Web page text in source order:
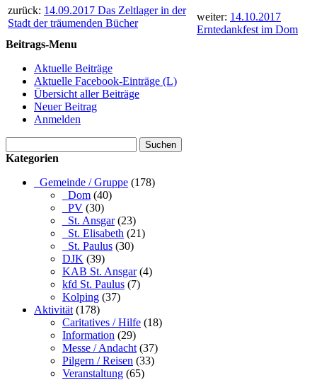
zurück: 14.09.2017 Das Zeltlager in der
Stadt der träumenden Bücher
weiter: 14.10.2017
Erntedankfest im Dom
Beitrags-Menu
Aktuelle Beiträge
Aktuelle Facebook-Einträge (L)
Übersicht aller Beiträge
Neuer Beitrag
Anmelden
nach:
Kategorien
_Gemeinde / Gruppe (178)
_Dom (40)
_PV (30)
_St. Ansgar(23)
_St. Elisabeth (21)
_St. Paulus (30)
DJK (39)
KAB St. Ansgar(4)
kfd St. Paulus (7)
Kolping (37)
Aktivität (178)
Caritatives / Hilfe (18)
Information (29)
Messe / Andacht (37)
Pilgern / Reisen (33)
Veranstaltung (65)